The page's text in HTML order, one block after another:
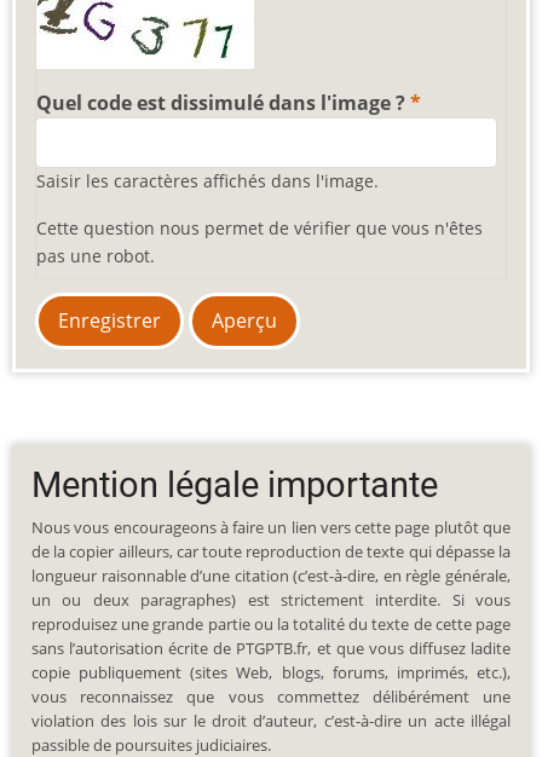
Quel code est dissimulé dans l'image ?
Saisir les caractères affichés dans l'image.
Cette question nous permet de vérifier que vous n'êtes
pas une robot.
Mention légale importante
Nous vous encourageons à faire un lien vers cette page plutôt que
de la copier ailleurs, car toute reproduction de texte qui dépasse la
longueur raisonnable d’une citation (c’est-à-dire, en règle générale,
un ou deux paragraphes) est strictement interdite. Si vous
reproduisez une grande partie ou la totalité du texte de cette page
sans l’autorisation écrite de PTGPTB.fr, et que vous diffusez ladite
copie publiquement (sites Web, blogs, forums, imprimés, etc.),
vous reconnaissez que vous commettez délibérément une
violation des lois sur le droit d’auteur, c’est-à-dire un acte illégal
passible de poursuites judiciaires.